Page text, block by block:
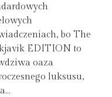
bo The
EDITION to
oaza
luksusu,